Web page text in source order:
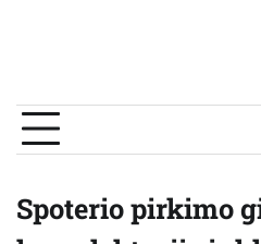
Spoterio pirkimo